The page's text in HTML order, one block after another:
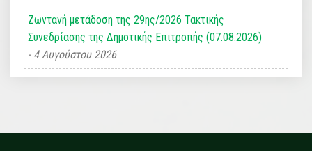
Ζωντανή μετάδοση της 29ης/2026 Τακτικής
Συνεδρίασης της Δημοτικής Επιτροπής (07.08.2026)
4 Αυγούστου 2026